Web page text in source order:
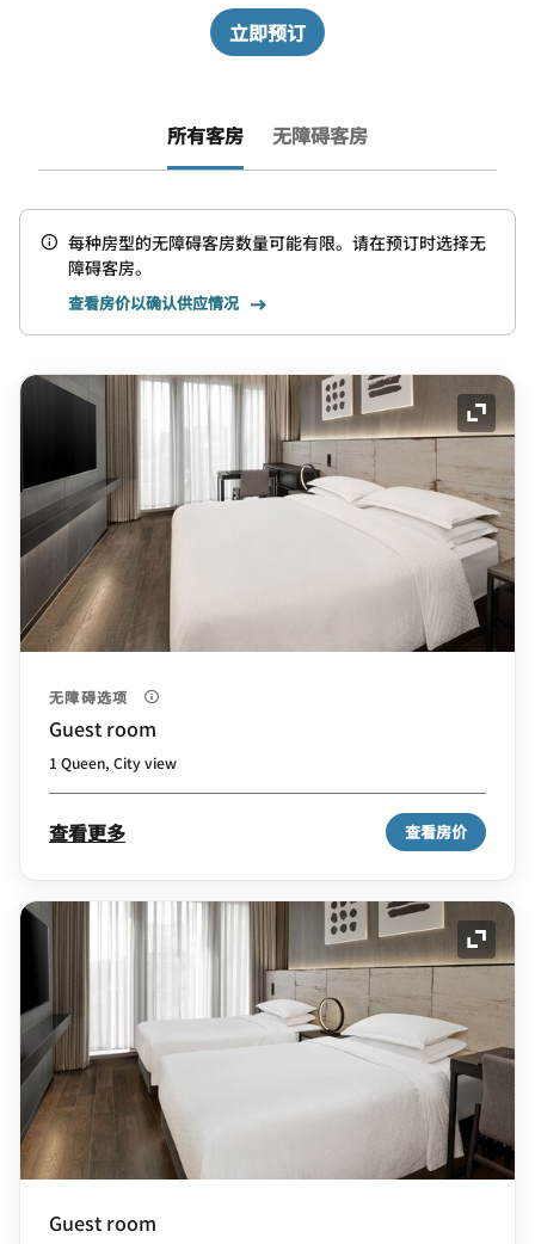
立即预订
所有客房 无障碍客房
每种房型的无障碍客房数量可能有限。请在预订时选择无
障碍客房。
查看房价以确认供应情况
展开
无障碍选项
Guest room
1 Queen, City view
查看更多 查看房价
展开
Guest room